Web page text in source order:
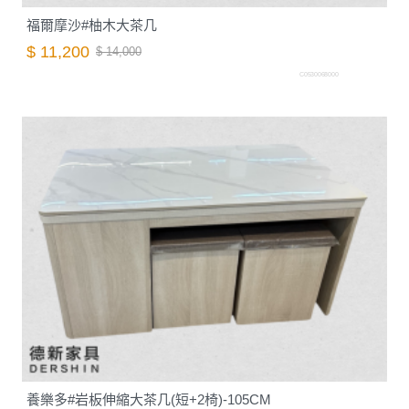
福爾摩沙#柚木大茶几
$ 11,200 $ 14,000
C0530068000
養樂多#岩板伸縮大茶几(短+2椅)-105CM